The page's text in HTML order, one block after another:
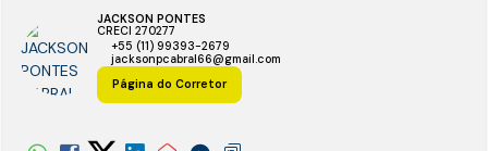
JACKSON PONTES
CRECI 270277
+55 (11) 99393-2679
jacksonpcabral66@gmail.com
Página do Corretor